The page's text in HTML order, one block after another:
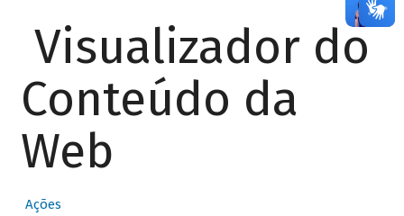
Visualizador do
Conteúdo da
Web
Ações